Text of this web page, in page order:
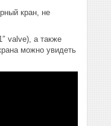
кран, не
valve), а также
можно увидеть